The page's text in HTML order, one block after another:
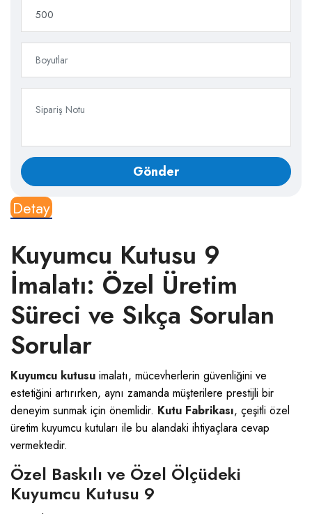
Detay
Kuyumcu Kutusu 9
İmalatı: Özel Üretim
Süreci ve Sıkça Sorulan
Sorular
Kuyumcu kutusu imalatı, mücevherlerin güvenliğini ve
estetiğini artırırken, aynı zamanda müşterilere prestijli bir
deneyim sunmak için önemlidir. Kutu Fabrikası, çeşitli özel
üretim kuyumcu kutuları ile bu alandaki ihtiyaçlara cevap
vermektedir.
Özel Baskılı ve Özel Ölçüdeki
Kuyumcu Kutusu 9